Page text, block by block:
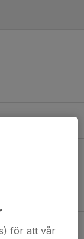
för att vår